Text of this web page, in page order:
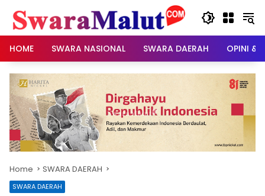
content
HOME
SWARA NASIONAL SWARA DAERAH OPINI &
Home SWARA DAERAH
SWARA DAERAH